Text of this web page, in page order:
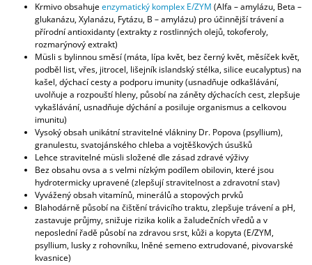
Krmivo obsahujeenzymatický komplex E/ZYM (Alfa – amylázu, Beta –
glukanázu, Xylanázu, Fytázu, B – amylázu) pro účinnější trávení a
přírodní antioxidanty (extrakty z rostlinných olejů, tokoferoly,
rozmarýnový extrakt)
Müsli s bylinnou směsí (máta, lípa květ, bez černý květ, měsíček květ,
podběl list, vřes, jitrocel, lišejník islandský stélka, silice eucalyptus) na
kašel, dýchací cesty a podporu imunity (usnadňuje odkašlávání,
uvolňuje a rozpouští hleny, působí na záněty dýchacích cest, zlepšuje
vykašlávání, usnadňuje dýchání a posiluje organismus a celkovou
imunitu)
Vysoký obsah unikátní stravitelné vlákniny Dr. Popova (psyllium),
granulestu, svatojánského chleba a vojtěškových úsušků
Lehce stravitelné müsli složené dle zásad zdravé výživy
Bez obsahu ovsa a s velmi nízkým podílem obilovin, které jsou
hydrotermicky upravené (zlepšují stravitelnost a zdravotní stav)
Vyvážený obsah vitamínů, minerálů a stopových prvků
Blahodárně působí na čištění trávicího traktu, zlepšuje trávení a pH,
zastavuje průjmy, snižuje rizika kolik a žaludečních vředů a v
neposlední řadě působí na zdravou srst, kůži a kopyta (E/ZYM,
psyllium, lusky z rohovníku, lněné semeno extrudované, pivovarské
kvasnice)